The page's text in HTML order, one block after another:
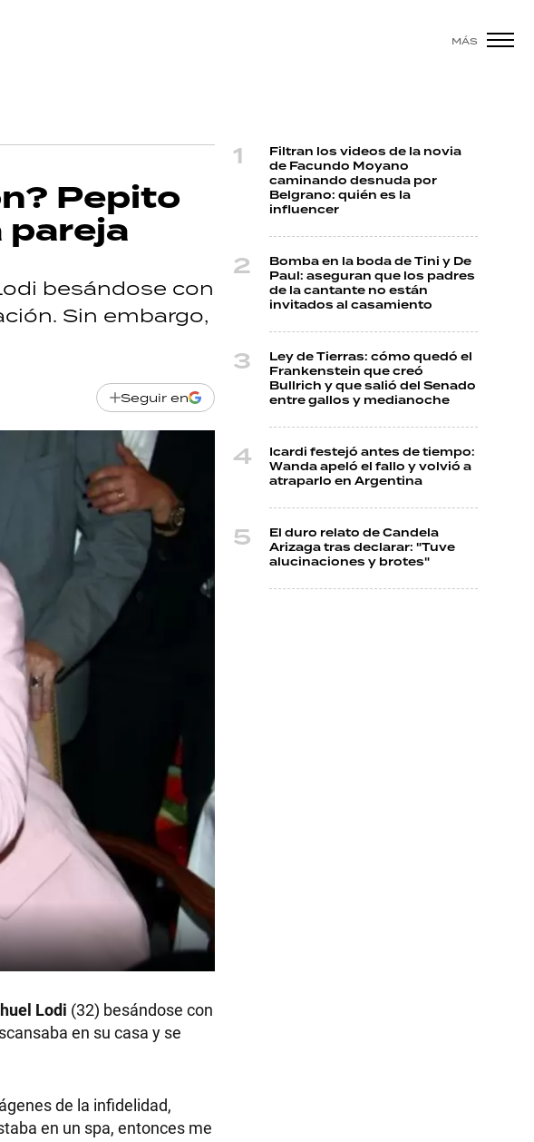
MÁS
Pepito
pareja
besándose con
Sin embargo,
Seguir en
Lodi (32) besándose con
en su casa y se
de la infidelidad,
en un spa, entonces me
Filtran los videos de la novia
de Facundo Moyano
caminando desnuda por
Belgrano: quién es la
influencer
Bomba en la boda de Tini y De
Paul: aseguran que los padres
de la cantante no están
invitados al casamiento
Ley de Tierras: cómo quedó el
Frankenstein que creó
Bullrich y que salió del Senado
entre gallos y medianoche
Icardi festejó antes de tiempo:
Wanda apeló el fallo y volvió a
atraparlo en Argentina
El duro relato de Candela
Arizaga tras declarar: "Tuve
alucinaciones y brotes"